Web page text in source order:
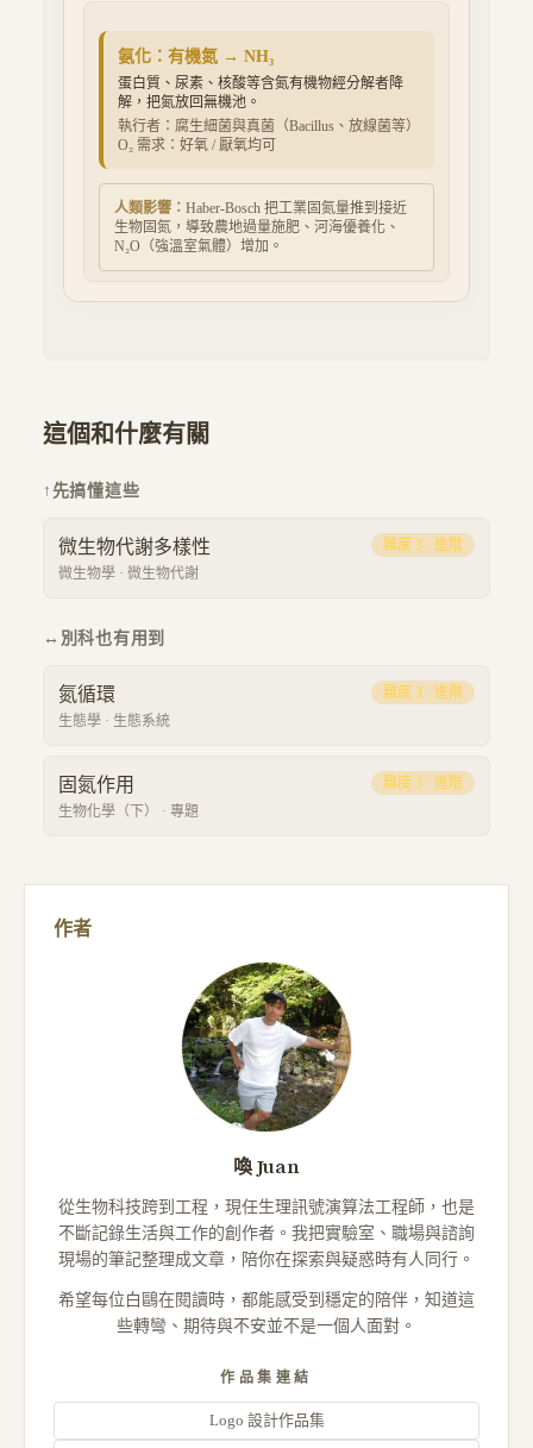
氨化 ： 有機氮 → NH₃
蛋白質、尿素、核酸等含氮有機物經分解者降
解，把氮放回無機池。
執行者： 腐生細菌與真菌（Bacillus、放線菌等）
O₂ 需求： 好氧 / 厭氧均可
人類影響： Haber-Bosch 把工業固氮量推到接近
生物固氮，導致農地過量施肥、河海優養化、
N₂O（強溫室氣體）增加。
這個和什麼有關
↑ 先搞懂這些
微生物代謝多樣性
微生物學 · 微生物代謝
難度 3 · 進階
↔ 別科也有用到
氮循環
生態學 · 生態系統
難度 3 · 進階
固氮作用
生物化學（下） · 專題
難度 3 · 進階
作者
喚 Juan
從生物科技跨到工程，現任生理訊號演算法工程師，也是
不斷記錄生活與工作的創作者。我把實驗室、職場與諮詢
現場的筆記整理成文章，陪你在探索與疑惑時有人同行。
希望每位白鷗在閱讀時，都能感受到穩定的陪伴，知道這
些轉彎、期待與不安並不是一個人面對。
作品集連結
Logo 設計作品集